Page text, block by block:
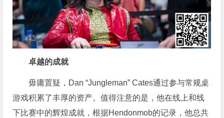
卓越的成就
毋庸置疑，Dan “Jungleman” Cates通过参与常规桌
游戏积累了丰厚的资产。值得注意的是，他在线上和线
下比赛中的辉煌成就，根据Hendonmob的记录，他总共